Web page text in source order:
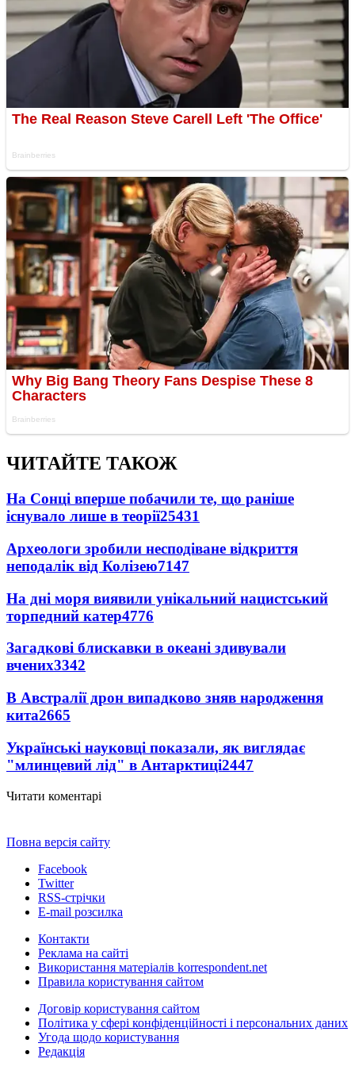
ЧИТАЙТЕ ТАКОЖ
На Сонці вперше побачили те, що раніше
існувало лише в теорії25431
Археологи зробили несподіване відкриття
неподалік від Колізею7147
На дні моря виявили унікальний нацистський
торпедний катер4776
Загадкові блискавки в океані здивували
вчених3342
В Австралії дрон випадково зняв народження
кита2665
Українські науковці показали, як виглядає
"млинцевий лід" в Антарктиці2447
Читати коментарі
Повна версія сайту
Facebook
Twitter
RSS-стрічки
E-mail розсилка
Контакти
Реклама на сайті
Використання матеріалів korrespondent.net
Правила користування сайтом
Договір користування сайтом
Політика у сфері конфіденційності і персональних даних
Угода щодо користування
Редакція